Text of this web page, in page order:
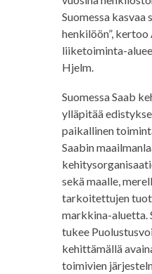
Suomessa kasvaa
henkilöön”,
liiketoiminta-
Hjelm.
Suomessa Saab
ylläpitää
paikallinen
Saabin
sekä maalle,
tarkoitettujen
markkina-aluetta.
tukee
kehittämällä
toimivien